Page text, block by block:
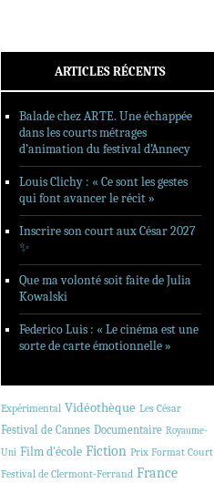
ARTICLES RÉCENTS
Balade chez ARTE. Une échappée
dans les courts métrages
d’animation du festival d’Annecy
Louis Clichy : « Ce sont les gestes
qui font avancer le récit »
Inscrire son court aux César 2027
✨
Que ma volonté soit faite de Julia
Kowalski
Federico Luis : « Le cinéma est une
sorte de carte émotionnelle »
Expérimental Vidéothèque Les César
Festival de Cannes Documentaire Royaume-
Uni Film d'école Fiction Prix Format Court
Festival de Clermont-Ferrand France